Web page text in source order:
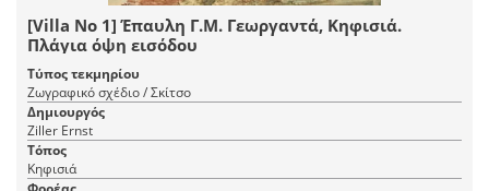
[Villa Νo 1] Έπαυλη Γ.Μ. Γεωργαντά, Κηφισιά.
Πλάγια όψη εισόδου
Τύπος τεκμηρίου
Ζωγραφικό σχέδιο / Σκίτσο
Δημιουργός
Ziller Ernst
Τόπος
Κηφισιά